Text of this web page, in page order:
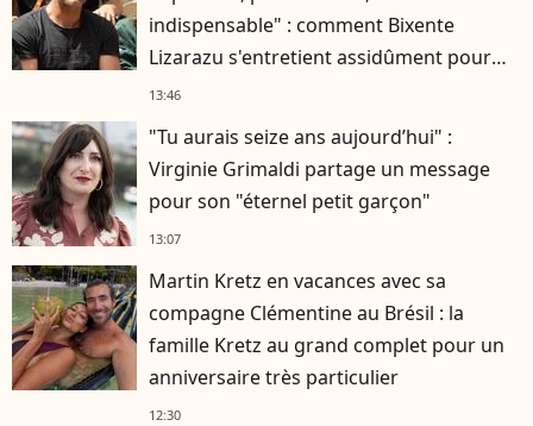
indispensable" : comment Bixente
Lizarazu s'entretient assidûment pour
rester musclé à 56 ans ?
13:46
"Tu aurais seize ans aujourd’hui" :
Virginie Grimaldi partage un message
pour son "éternel petit garçon"
13:07
Martin Kretz en vacances avec sa
compagne Clémentine au Brésil : la
famille Kretz au grand complet pour un
anniversaire très particulier
12:30